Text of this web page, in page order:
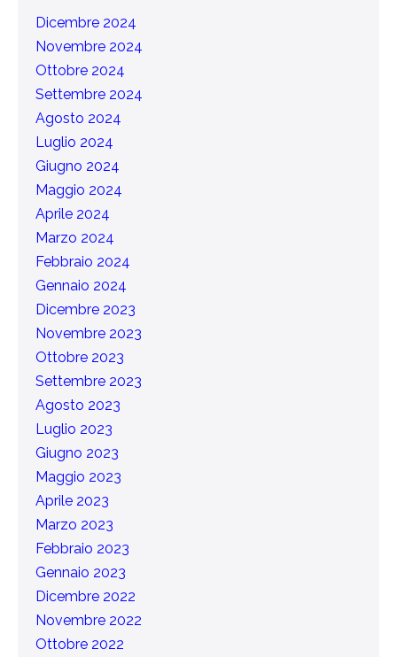
Dicembre 2024
Novembre 2024
Ottobre 2024
Settembre 2024
Agosto 2024
Luglio 2024
Giugno 2024
Maggio 2024
Aprile 2024
Marzo 2024
Febbraio 2024
Gennaio 2024
Dicembre 2023
Novembre 2023
Ottobre 2023
Settembre 2023
Agosto 2023
Luglio 2023
Giugno 2023
Maggio 2023
Aprile 2023
Marzo 2023
Febbraio 2023
Gennaio 2023
Dicembre 2022
Novembre 2022
Ottobre 2022